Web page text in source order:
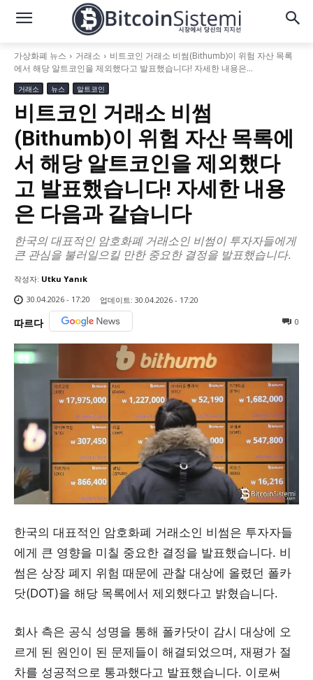
가상화폐 뉴스 거래소
비트코인 거래소 비썸(Bithumb)이 위험 자산 목록
에서 해당 알트코인을 제외했다고 발표했습니다! 자세한 내용은...
거래소 뉴스 알트코인
비트코인 거래소 비썸
(Bithumb)이 위험 자산 목록에
서 해당 알트코인을 제외했다
고 발표했습니다! 자세한 내용
은 다음과 같습니다
한국의 대표적인 암호화폐 거래소인 비썸이 투자자들에게
큰 관심을 불러일으킬 만한 중요한 결정을 발표했습니다.
작성자: Utku Yanık
30.04.2026 - 17:20
업데이트: 30.04.2026 - 17:20
따르다 0
한국의 대표적인 암호화폐 거래소인 비썸은 투자자들
에게 큰 영향을 미칠 중요한 결정을 발표했습니다. 비
썸은 상장 폐지 위험 때문에 관찰 대상에 올렸던 폴카
닷(DOT)을 해당 목록에서 제외했다고 밝혔습니다.
회사 측은 공식 성명을 통해 폴카닷이 감시 대상에 오
르게 된 원인이 된 문제들이 해결되었으며, 재평가 절
차를 성공적으로 통과했다고 발표했습니다. 이로써